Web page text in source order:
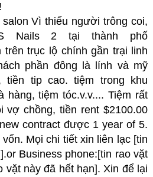
Vì thiếu người trông coi,
Nails 2 tại thành phố
trên trục lộ chính gần trại linh
phần đông là lính và mỹ
tiền tip cao. tiệm trong khu
hàng, tiệm tóc.v.v.... Tiệm rất
vợ chồng, tiền rent $2100.00
contract được 1 year of 5.
Mọi chi tiết xin liên lạc [tin
Business phone:[tin rao vặt
vặt này đã hết hạn]. Xin để lại